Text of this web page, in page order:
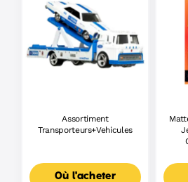
Assortiment
Transporteurs+Vehicules
Où l'acheter